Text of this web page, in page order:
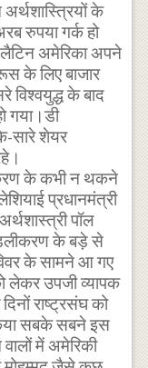
के
रुपया गर्क हो
अमेरिका अपने
के लिए बाजार
विश्वयुद्ध के बाद
गया।डी
सारे शेयर
के कभी न थकने
प्रधानमंत्री
पॉल
के बड़े से
के सामने आ गए
लेकर उपजी व्यापक
राष्ट्रसंघ को
सबके सबने इस
में अमेरिकी